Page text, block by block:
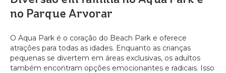
no Parque Arvorar
O Aqua Park é o coração do Beach Park e oferece
atrações para todas as idades. Enquanto as crianças
pequenas se divertem em áreas exclusivas, os adultos
também encontram opções emocionantes e radicais. Isso